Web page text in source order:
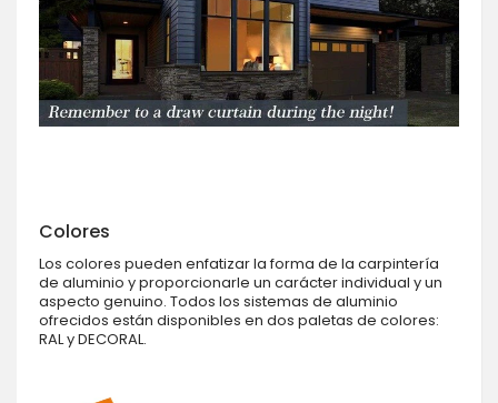
Colores
Los colores pueden enfatizar la forma de la carpintería
de aluminio y proporcionarle un carácter individual y un
aspecto genuino. Todos los sistemas de aluminio
ofrecidos están disponibles en dos paletas de colores:
RAL y DECORAL.